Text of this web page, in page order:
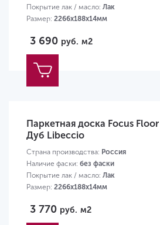
Покрытие лак / масло: Лак
Размер: 2266х188х14мм
3 690 руб. м2
Паркетная доска Focus
Дуб Libeccio
Страна производства: Россия
Наличие фаски: без фаски
Покрытие лак / масло: Лак
Размер: 2266х188х14мм
3 770 руб. м2